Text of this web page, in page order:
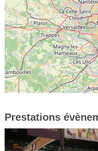
Prestations